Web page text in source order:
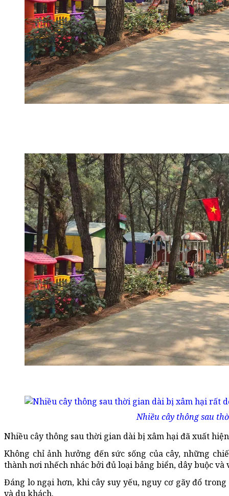
Nhiều cây thông sau
Nhiều cây thông sau thời gian dài bị xâm hại đã xuất
Không chỉ ảnh hưởng đến sức sống của cây, những
thành nơi nhếch nhác bởi đủ loại bảng biển, dây buộc và
Đáng lo ngại hơn, khi cây suy yếu, nguy cơ gãy đổ
và du khách.